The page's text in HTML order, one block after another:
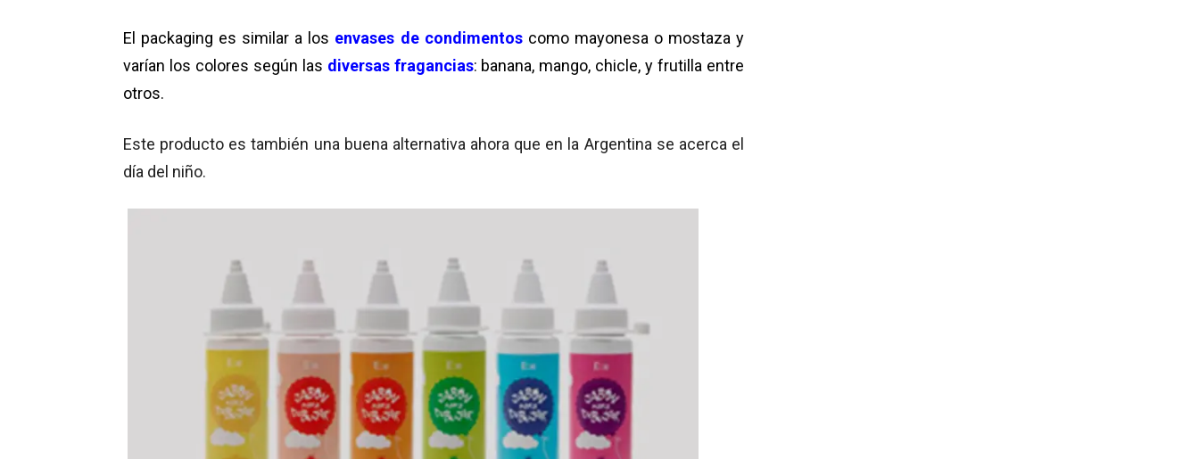
El packaging es similar a los envases de condimentos como mayonesa o mostaza y
varían los colores según las diversas fragancias: banana, mango, chicle, y frutilla entre
otros.
Este producto es también una buena alternativa ahora que en la Argentina se acerca el
día del niño.